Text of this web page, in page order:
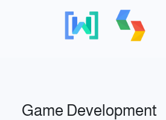
Game Development